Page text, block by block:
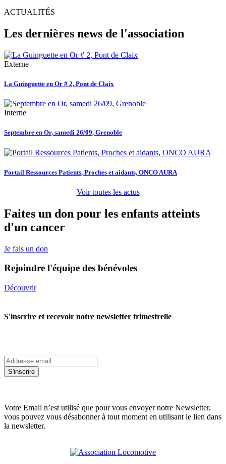
ACTUALITÉS
Les dernières news de l'association
Externe
La Guinguette en Or # 2, Pont de Claix
Interne
Septembre en Or, samedi 26/09, Grenoble
Portail Ressources Patients, Proches et aidants, ONCO AURA
Voir toutes les actus
Faites un don pour les enfants atteints
d'un cancer
Je fais un don
Rejoindre l'équipe des bénévoles
Découvrir
S'inscrire et recevoir notre newsletter trimestrelle
S'inscrire
Votre Email n’est utilisé que pour vous envoyer notre Newsletter,
vous pouvez vous désabonner à tout moment en utilisant le lien dans
la newsletter.